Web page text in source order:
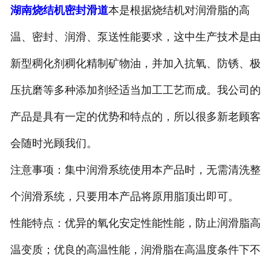
湖南烧结机密封滑道本是根据烧结机对润滑脂的高
温、密封、润滑、泵送性能要求，这中生产技术是由
新型稠化剂稠化精制矿物油，并加入抗氧、防锈、极
压抗磨等多种添加剂经适当加工工艺而成。我公司的
产品是具有一定的优势和特点的，所以很多新老顾客
会随时光顾我们。
注意事项：集中润滑系统使用本产品时，无需清洗整
个润滑系统，只要用本产品将原用脂顶出即可。
性能特点：优异的氧化安定性能性能，防止润滑脂高
温变质；优良的高温性能，润滑脂在高温度条件下不